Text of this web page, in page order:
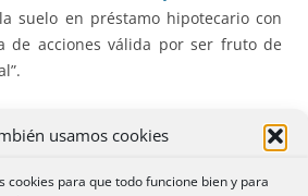
usamos cookies
cookies para que todo funcione bien y para
suelo en préstamo hipotecario con
de acciones válida por ser fruto de
943/2025, de 16 de junio de 2025.
de cesación y de devolución de
por una asociación de